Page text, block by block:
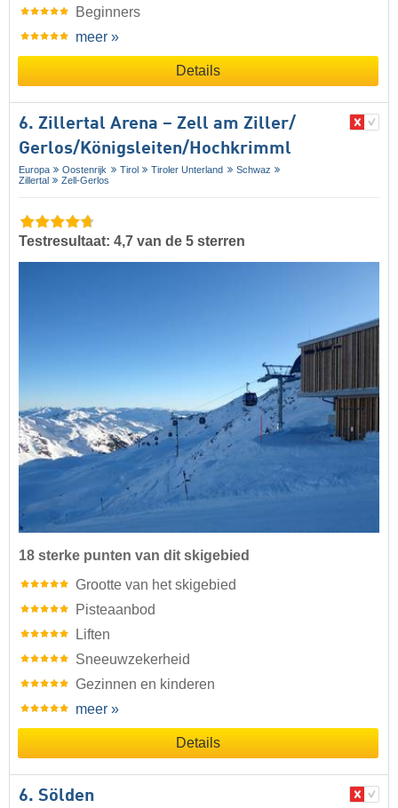
Beginners
meer »
Details
6. Zillertal Arena – Zell am Ziller/​
Gerlos/​Königsleiten/​Hochkrimml
Europa Oostenrijk Tirol Tiroler Unterland
Schwaz
Zillertal
Zell-Gerlos
Testresultaat: 4,7 van de 5 sterren
18 sterke punten van dit skigebied
Grootte van het skigebied
Pisteaanbod
Liften
Sneeuwzekerheid
Gezinnen en kinderen
meer »
Details
6. Sölden